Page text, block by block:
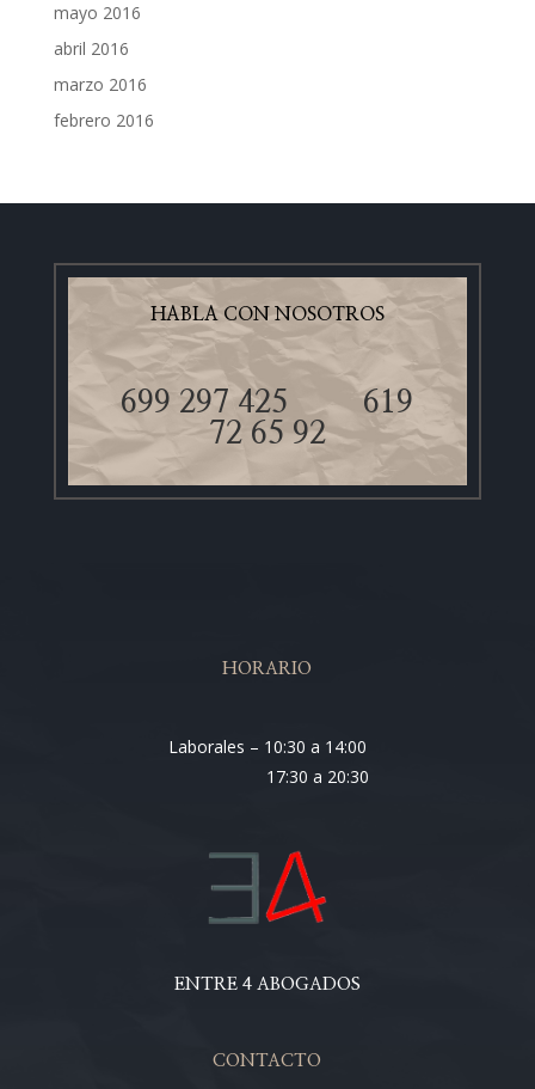
mayo 2016
abril 2016
marzo 2016
febrero 2016
HABLA CON NOSOTROS
699 297 425619
72 65 92
HORARIO
Laborales – 10:30 a 14:00
17:30 a 20:30
ENTRE 4 ABOGADOS
CONTACTO